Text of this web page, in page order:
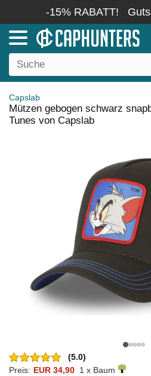
-15% RABATT!
Capslab
Mützen gebogen schwarz
Tunes von Capslab
(5.0)
Preis: EUR 34,90 1 x Baum